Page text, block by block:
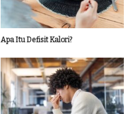
Apa Itu Defisit Kalori?